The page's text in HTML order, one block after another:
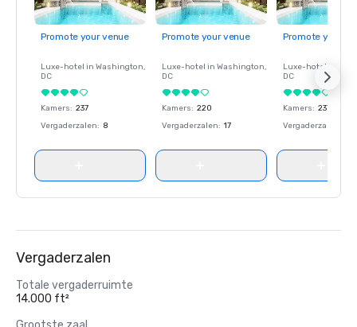
Promote your venue
Luxe-hotel in Washington,
DC
Kamers: 237
Vergaderzalen: 8
Promote your venue
Luxe-hotel in Washington,
DC
Kamers: 220
Vergaderzalen: 17
Promote your
Luxe-hotel in
DC
Kamers: 237
Vergaderzalen
Vergaderzalen
Totale vergaderruimte
14.000 ft²